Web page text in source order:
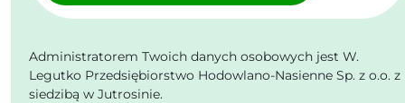
Administratorem Twoich danych osobowych jest W.
Legutko Przedsiębiorstwo Hodowlano-Nasienne Sp. z o.o. z
siedzibą w Jutrosinie.